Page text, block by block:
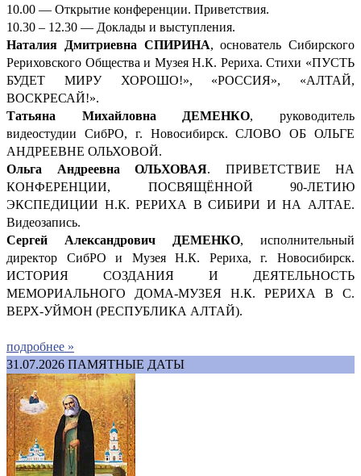
10.00 — Открытие конференции. Приветствия.
10.30 – 12.30 — Доклады и выступления.
Наталия Дмитриевна СПИРИНА, основатель Сибирского
Рериховского Общества и Музея Н.К. Рериха. Стихи «ПУСТЬ
БУДЕТ МИРУ ХОРОШО!», «РОССИЯ», «АЛТАЙ,
ВОСКРЕСАЙ!».
Татьяна Михайловна ДЕМЕНКО, руководитель
видеостудии СибРО, г. Новосибирск. СЛОВО ОБ ОЛЬГЕ
АНДРЕЕВНЕ ОЛЬХОВОЙ.
Ольга Андреевна ОЛЬХОВАЯ. ПРИВЕТСТВИЕ НА
КОНФЕРЕНЦИИ, ПОСВЯЩЁННОЙ 90-ЛЕТИЮ
ЭКСПЕДИЦИИ Н.К. РЕРИХА В СИБИРИ И НА АЛТАЕ.
Видеозапись.
Сергей Александрович ДЕМЕНКО, исполнительный
директор СибРО и Музея Н.К. Рериха, г. Новосибирск.
ИСТОРИЯ СОЗДАНИЯ И ДЕЯТЕЛЬНОСТЬ
МЕМОРИАЛЬНОГО ДОМА-МУЗЕЯ Н.К. РЕРИХА В С.
ВЕРХ-УЙМОН (РЕСПУБЛИКА АЛТАЙ).
подробнее »
31.07.2026 ПАМЯТНЫЕ ДАТЫ